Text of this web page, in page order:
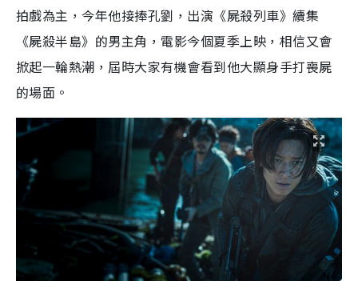
拍戲為主，今年他接捧孔劉，出演《屍殺列車》續集
《屍殺半島》的男主角，電影今個夏季上映，相信又會
掀起一輪熱潮，屆時大家有機會看到他大顯身手打喪屍
的場面。